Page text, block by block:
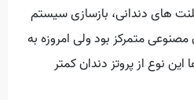
های دندانی، بازسازی سیستم
متمرکز بود ولی امروزه به
نوع از پروتز دندان کمتر